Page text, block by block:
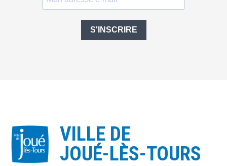
S'INSCRIRE
VILLE DE
JOUÉ-LÈS-TOURS